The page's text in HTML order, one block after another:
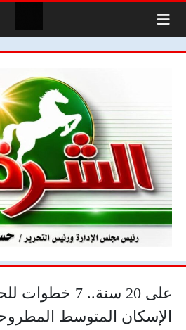
على 20 سنة.. 7
الإسكان المتوسط